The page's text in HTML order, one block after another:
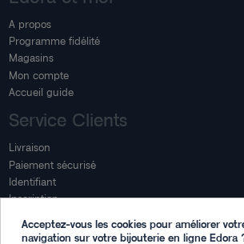
A propos
Programme fidélité
Magasins
Mon compte
Accueil guide
Service Clients
Livraison
Paiement sécurisé
Identifiant
Inscription
Acceptez-vous les cookies pour améliorer
navigation sur votre bijouterie en ligne Edora